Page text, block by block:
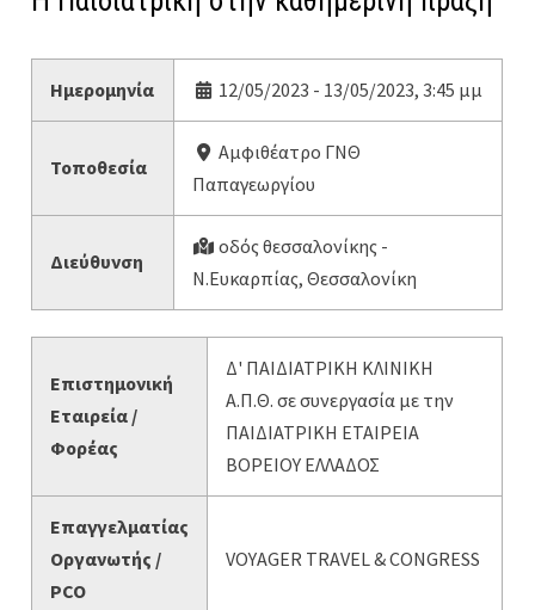
Ημερομηνία 12/05/2023 - 13/05/2023, 3:45 μμ
Τοποθεσία
Αμφιθέατρο ΓΝΘ
Παπαγεωργίου
Διεύθυνση
οδός θεσσαλονίκης -
Ν.Ευκαρπίας, Θεσσαλονίκη
Επιστημονική
Εταιρεία /
Φορέας
Δ' ΠΑΙΔΙΑΤΡΙΚΗ ΚΛΙΝΙΚΗ
Α.Π.Θ. σε συνεργασία με την
ΠΑΙΔΙΑΤΡΙΚH ΕΤΑΙΡΕIΑ
ΒΟΡΕIΟΥ ΕΛΛAΔΟΣ
Επαγγελματίας
Οργανωτής /
PCO
VOYAGER TRAVEL & CONGRESS